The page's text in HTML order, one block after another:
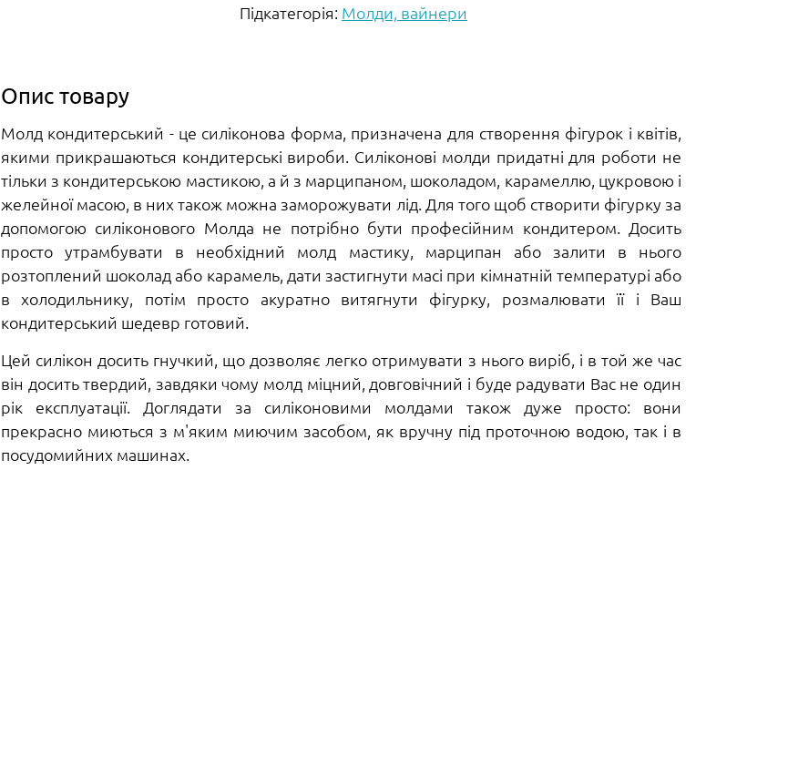
Підкатегорія: Молди, вайнери
Опис товару
Молд кондитерський - це силіконова форма, призначена для створення фігурок і квітів,
якими прикрашаються кондитерські вироби. Силіконові молди придатні для роботи не
тільки з кондитерською мастикою, а й з марципаном, шоколадом, карамеллю, цукровою і
желейної масою, в них також можна заморожувати лід. Для того щоб створити фігурку за
допомогою силіконового Молда не потрібно бути професійним кондитером. Досить
просто утрамбувати в необхідний молд мастику, марципан або залити в нього
розтоплений шоколад або карамель, дати застигнути масі при кімнатній температурі або
в холодильнику, потім просто акуратно витягнути фігурку, розмалювати її і Ваш
кондитерський шедевр готовий.
Цей силікон досить гнучкий, що дозволяє легко отримувати з нього виріб, і в той же час
він досить твердий, завдяки чому молд міцний, довговічний і буде радувати Вас не один
рік експлуатації. Доглядати за силіконовими молдами також дуже просто: вони
прекрасно миються з м'яким миючим засобом, як вручну під проточною водою, так і в
посудомийних машинах.